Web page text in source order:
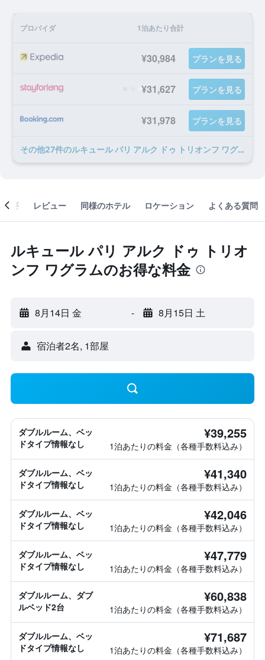
プロバイダ 1泊あたり合計
¥30,984 プランを見る
¥31,627 プランを見る
¥31,978 プランを見る
​その他27​件のルキュール パリ アルク ドゥ トリオンフ ワグラムのオファー
概要 レビュー 同様のホテル ロケーション よくある質問
ルキュール パリ アルク ドゥ トリオ
ンフ ワグラムのお得な料金
8月14日 金 - 8月15日 土
宿泊者2名, 1​部屋
ダブルルーム、ベッ
ドタイプ情報なし
¥39,255
1泊あたりの料金（各種手数料込み）
ダブルルーム、ベッ
ドタイプ情報なし
¥41,340
1泊あたりの料金（各種手数料込み）
ダブルルーム、ベッ
ドタイプ情報なし
¥42,046
1泊あたりの料金（各種手数料込み）
ダブルルーム、ベッ
ドタイプ情報なし
¥47,779
1泊あたりの料金（各種手数料込み）
ダブルルーム、ダブ
ルベッド2台
¥60,838
1泊あたりの料金（各種手数料込み）
ダブルルーム、ベッ
ドタイプ情報なし
¥71,687
1泊あたりの料金（各種手数料込み）